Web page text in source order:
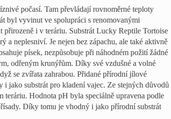
počasí. Tam převládají rovnoměrné teploty
byl vyvinut ve spolupráci s renomovanými
i v teráriu. Substrát Lucky Reptile Tortoise
a neplesniví. Je nejen bez zápachu, ale také aktivně
písek, nezpůsobuje při náhodném požití žádné
odřeným krunýřům. Díky své vzdušné a volné
se zvířata zahrabou. Přidané přírodní jílové
jako substrát pro kladení vajec. Ze stejných důvodů
Hodnota pH byla speciálně upravena podle
Díky tomu je vhodný i jako přírodní substrát